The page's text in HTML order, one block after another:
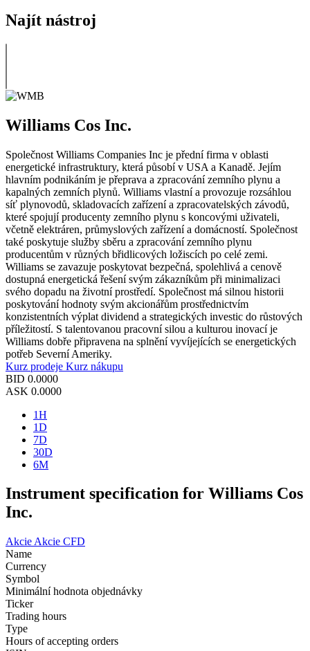
Najít nástroj
Williams Cos Inc.
Společnost Williams Companies Inc je přední firma v oblasti
energetické infrastruktury, která působí v USA a Kanadě. Jejím
hlavním podnikáním je přeprava a zpracování zemního plynu a
kapalných zemních plynů. Williams vlastní a provozuje rozsáhlou
síť plynovodů, skladovacích zařízení a zpracovatelských závodů,
které spojují producenty zemního plynu s koncovými uživateli,
včetně elektráren, průmyslových zařízení a domácností. Společnost
také poskytuje služby sběru a zpracování zemního plynu
producentům v různých břidlicových ložiscích po celé zemi.
Williams se zavazuje poskytovat bezpečná, spolehlivá a cenově
dostupná energetická řešení svým zákazníkům při minimalizaci
svého dopadu na životní prostředí. Společnost má silnou historii
poskytování hodnoty svým akcionářům prostřednictvím
konzistentních výplat dividend a strategických investic do růstových
příležitostí. S talentovanou pracovní silou a kulturou inovací je
Williams dobře připravena na splnění vyvíjejících se energetických
potřeb Severní Ameriky.
Kurz prodeje Kurz nákupu
BID 0.0000
ASK 0.0000
1H
1D
7D
30D
6M
Instrument specification for Williams Cos
Inc.
Akcie Akcie CFD
Name
Currency
Symbol
Minimální hodnota objednávky
Ticker
Trading hours
Type
Hours of accepting orders